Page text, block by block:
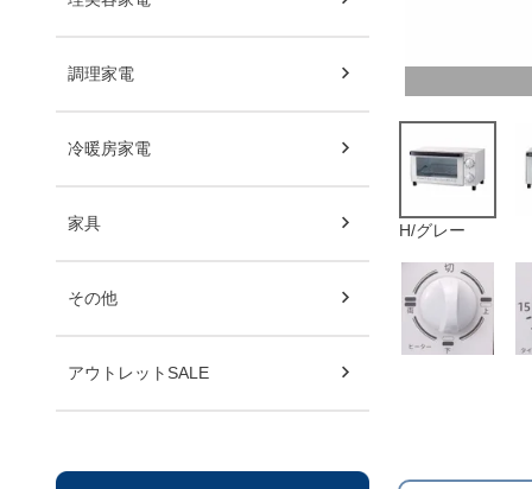
調理家電
冷暖房家電
家具
その他
アウトレットSALE
H/グレー